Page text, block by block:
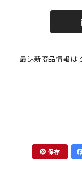
mofusand（モフサンド）
mofsand×日比谷花壇
ちびまる子ちゃんand
HANAE MORI(ハナ
THE BEATLES(ザ・ビ
【山加商店×yaeko】
隅切り重箱
HAPPY DINING(ハッ
メイメイウェア
SoSo(ソソ）
最速新商品情報は
保存